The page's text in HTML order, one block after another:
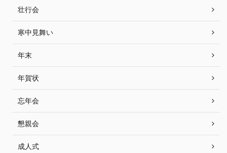
壮行会
寒中見舞い
年末
年賀状
忘年会
懇親会
成人式